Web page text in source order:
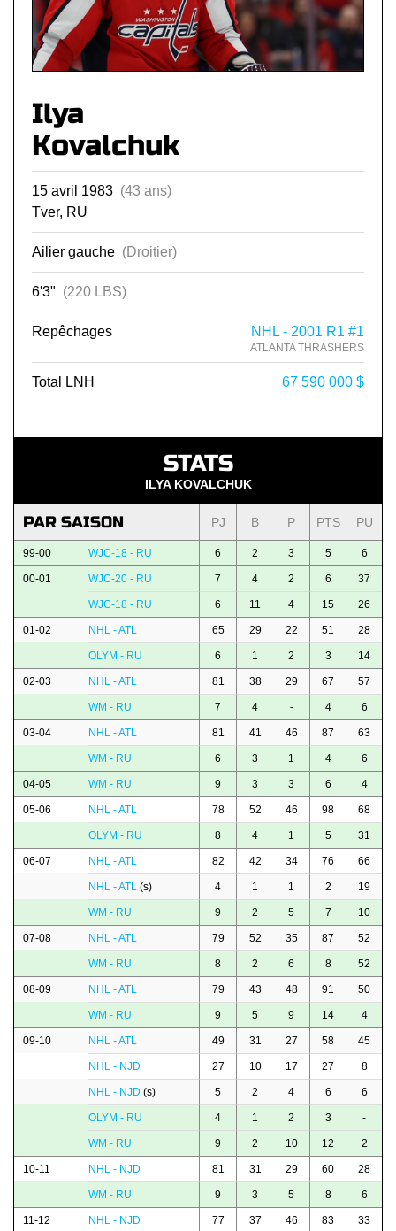
Ilya
Kovalchuk
15 avril 1983 (43 ans)
Tver, RU
Ailier gauche (Droitier)
6'3" (220 LBS)
Repêchages NHL - 2001 R1 #1
ATLANTA THRASHERS
Total LNH 67 590 000 $
STATS
ILYA KOVALCHUK
PAR SAISON PJ B P PTS PU
99-00 WJC-18 - RU 6 2 3 5 6
00-01 WJC-20 - RU 7 4 2 6 37
WJC-18 - RU 6 11 4 15 26
01-02 NHL - ATL 65 29 22 51 28
OLYM - RU 6 1 2 3 14
02-03 NHL - ATL 81 38 29 67 57
WM - RU 7 4 - 4 6
03-04 NHL - ATL 81 41 46 87 63
WM - RU 6 3 1 4 6
04-05 WM - RU 9 3 3 6 4
05-06 NHL - ATL 78 52 46 98 68
OLYM - RU 8 4 1 5 31
06-07 NHL - ATL 82 42 34 76 66
NHL - ATL (s) 4 1 1 2 19
WM - RU 9 2 5 7 10
07-08 NHL - ATL 79 52 35 87 52
WM - RU 8 2 6 8 52
08-09 NHL - ATL 79 43 48 91 50
WM - RU 9 5 9 14 4
09-10 NHL - ATL 49 31 27 58 45
NHL - NJD 27 10 17 27 8
NHL - NJD (s) 5 2 4 6 6
OLYM - RU 4 1 2 3 -
WM - RU 9 2 10 12 2
10-11 NHL - NJD 81 31 29 60 28
WM - RU 9 3 5 8 6
11-12 NHL - NJD 77 37 46 83 33